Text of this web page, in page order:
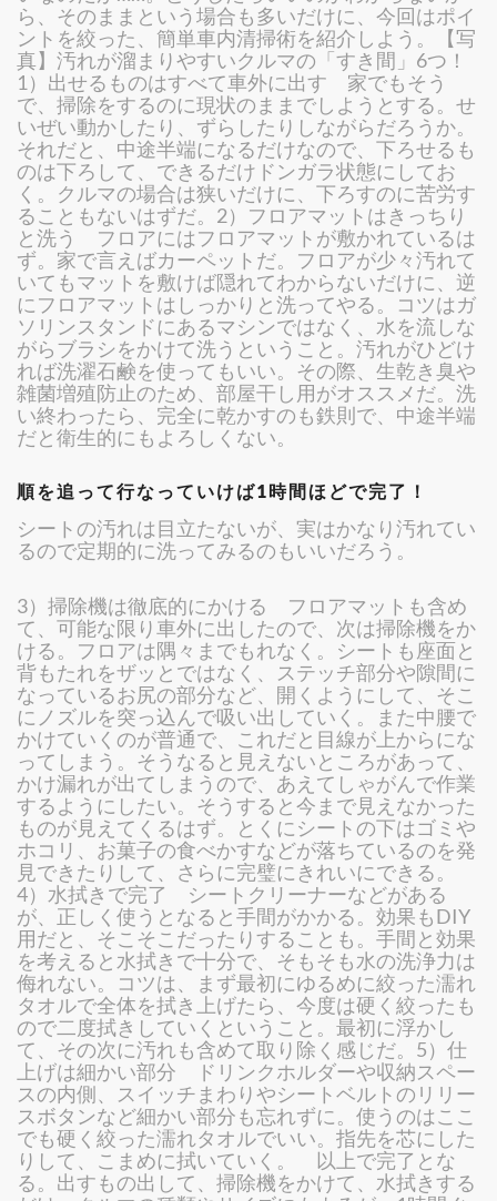
ら、そのままという場合も多いだけに、今回はポイ
ントを絞った、簡単車内清掃術を紹介しよう。【写
真】汚れが溜まりやすいクルマの「すき間」6つ！
1）出せるものはすべて車外に出す 家でもそう
で、掃除をするのに現状のままでしようとする。せ
いぜい動かしたり、ずらしたりしながらだろうか。
それだと、中途半端になるだけなので、下ろせるも
のは下ろして、できるだけドンガラ状態にしてお
く。クルマの場合は狭いだけに、下ろすのに苦労す
ることもないはずだ。2）フロアマットはきっちり
と洗う フロアにはフロアマットが敷かれているは
ず。家で言えばカーペットだ。フロアが少々汚れて
いてもマットを敷けば隠れてわからないだけに、逆
にフロアマットはしっかりと洗ってやる。コツはガ
ソリンスタンドにあるマシンではなく、水を流しな
がらブラシをかけて洗うということ。汚れがひどけ
れば洗濯石鹸を使ってもいい。その際、生乾き臭や
雑菌増殖防止のため、部屋干し用がオススメだ。洗
い終わったら、完全に乾かすのも鉄則で、中途半端
だと衛生的にもよろしくない。
順を追って行なっていけば1時間ほどで完了！
シートの汚れは目立たないが、実はかなり汚れてい
るので定期的に洗ってみるのもいいだろう。
3）掃除機は徹底的にかける フロアマットも含め
て、可能な限り車外に出したので、次は掃除機をか
ける。フロアは隅々までもれなく。シートも座面と
背もたれをザッとではなく、ステッチ部分や隙間に
なっているお尻の部分など、開くようにして、そこ
にノズルを突っ込んで吸い出していく。また中腰で
かけていくのが普通で、これだと目線が上からにな
ってしまう。そうなると見えないところがあって、
かけ漏れが出てしまうので、あえてしゃがんで作業
するようにしたい。そうすると今まで見えなかった
ものが見えてくるはず。とくにシートの下はゴミや
ホコリ、お菓子の食べかすなどが落ちているのを発
見できたりして、さらに完璧にきれいにできる。
4）水拭きで完了 シートクリーナーなどがある
が、正しく使うとなると手間がかかる。効果もDIY
用だと、そこそこだったりすることも。手間と効果
を考えると水拭きで十分で、そもそも水の洗浄力は
侮れない。コツは、まず最初にゆるめに絞った濡れ
タオルで全体を拭き上げたら、今度は硬く絞ったも
ので二度拭きしていくということ。最初に浮かし
て、その次に汚れも含めて取り除く感じだ。5）仕
上げは細かい部分 ドリンクホルダーや収納スペー
スの内側、スイッチまわりやシートベルトのリリー
スボタンなど細かい部分も忘れずに。使うのはここ
でも硬く絞った濡れタオルでいい。指先を芯にした
りして、こまめに拭いていく。 以上で完了とな
る。出すもの出して、掃除機をかけて、水拭きする